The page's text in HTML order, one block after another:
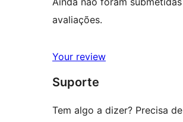
avaliações.
Your review
Suporte
Tem algo a dizer? Precisa de